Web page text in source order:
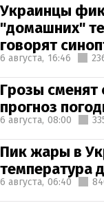
Украинцы
"домашних"
говорят
6 августа, 16:46
Грозы сменят
прогноз
6 августа, 08:00
Пик жары в
температура
6 августа, 06:40